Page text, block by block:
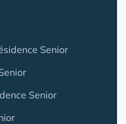
Senior
Senior